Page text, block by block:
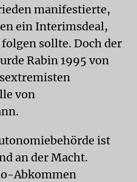
manifestierte,
ein Interimsdeal,
sollte. Doch der
Rabin 1995 von
von
ist
an der Macht.
Abkommen